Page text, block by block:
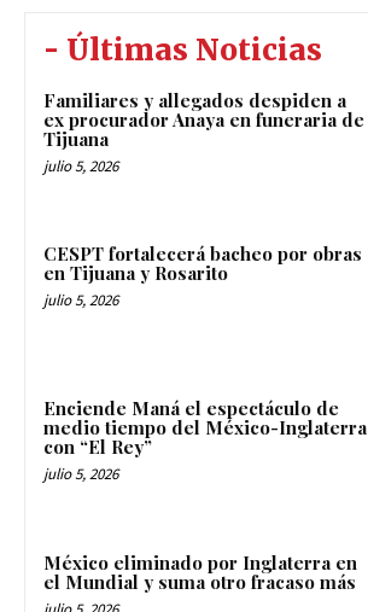
- Últimas Noticias
Familiares y allegados despiden a
ex procurador Anaya en funeraria de
Tijuana
julio 5, 2026
CESPT fortalecerá bacheo por obras
en Tijuana y Rosarito
julio 5, 2026
Enciende Maná el espectáculo de
medio tiempo del México-Inglaterra
con “El Rey”
julio 5, 2026
México eliminado por Inglaterra en
el Mundial y suma otro fracaso más